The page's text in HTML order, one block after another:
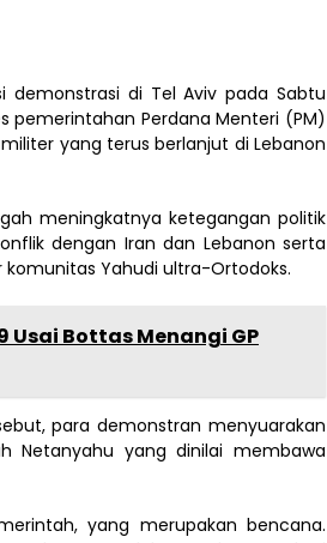
demonstrasi di Tel Aviv pada Sabtu
Perdana Menteri (PM)
yang terus berlanjut di Lebanon
meningkatnya ketegangan politik
dengan Iran dan Lebanon serta
Yahudi ultra-Ortodoks.
Usai Bottas Menangi GP
para demonstran menyuarakan
Netanyahu yang dinilai membawa
yang merupakan bencana.